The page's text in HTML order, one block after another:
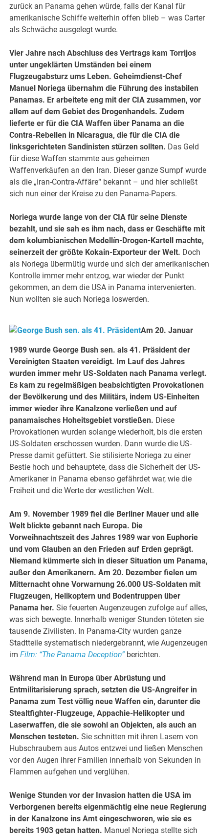
zurück an Panama gehen würde, falls der Kanal für
amerikanische Schiffe weiterhin offen blieb – was Carter
als Schwäche ausgelegt wurde.
Vier Jahre nach Abschluss des Vertrags kam Torrijos
unter ungeklärten Umständen bei einem
Flugzeugabsturz ums Leben. Geheimdienst-Chef
Manuel Noriega übernahm die Führung des instabilen
Panamas. Er arbeitete eng mit der CIA zusammen, vor
allem auf dem Gebiet des Drogenhandels. Zudem
lieferte er für die CIA Waffen über Panama an die
Contra-Rebellen in Nicaragua, die für die CIA die
linksgerichteten Sandinisten stürzen sollten. Das Geld
für diese Waffen stammte aus geheimen
Waffenverkäufen an den Iran. Dieser ganze Sumpf wurde
als die „Iran-Contra-Affäre“ bekannt – und hier schließt
sich nun einer der Kreise zu den Panama-Papers.
Noriega wurde lange von der CIA für seine Dienste
bezahlt, und sie sah es ihm nach, dass er Geschäfte mit
dem kolumbianischen Medellín-Drogen-Kartell machte,
seinerzeit der größte Kokain-Exporteur der Welt. Doch
als Noriega übermütig wurde und sich der amerikanischen
Kontrolle immer mehr entzog, war wieder der Punkt
gekommen, an dem die USA in Panama intervenierten.
Nun wollten sie auch Noriega loswerden.
Am 20. Januar
1989 wurde George Bush sen. als 41. Präsident der
Vereinigten Staaten vereidigt. Im Lauf des Jahres
wurden immer mehr US-Soldaten nach Panama verlegt.
Es kam zu regelmäßigen beabsichtigten Provokationen
der Bevölkerung und des Militärs, indem US-Einheiten
immer wieder ihre Kanalzone verließen und auf
panamaisches Hoheitsgebiet vorstießen. Diese
Provokationen wurden solange wiederholt, bis die ersten
US-Soldaten erschossen wurden. Dann wurde die US-
Presse damit gefüttert. Sie stilisierte Noriega zu einer
Bestie hoch und behauptete, dass die Sicherheit der US-
Amerikaner in Panama ebenso gefährdet war, wie die
Freiheit und die Werte der westlichen Welt.
Am 9. November 1989 fiel die Berliner Mauer und alle
Welt blickte gebannt nach Europa. Die
Vorweihnachtszeit des Jahres 1989 war von Euphorie
und vom Glauben an den Frieden auf Erden geprägt.
Niemand kümmerte sich in dieser Situation um Panama,
außer den Amerikanern. Am 20. Dezember fielen um
Mitternacht ohne Vorwarnung 26.000 US-Soldaten mit
Flugzeugen, Helikoptern und Bodentruppen über
Panama her. Sie feuerten Augenzeugen zufolge auf alles,
was sich bewegte. Innerhalb weniger Stunden töteten sie
tausende Zivilisten. In Panama-City wurden ganze
Stadtteile systematisch niedergebrannt, wie Augenzeugen
imFilm: “The Panama Deception” berichten.
Während man in Europa über Abrüstung und
Entmilitarisierung sprach, setzten die US-Angreifer in
Panama zum Test völlig neue Waffen ein, darunter die
Stealtfighter-Flugzeuge, Appachie-Helikopter und
Laserwaffen, die sie sowohl an Objekten, als auch an
Menschen testeten. Sie schnitten mit ihren Lasern von
Hubschraubern aus Autos entzwei und ließen Menschen
vor den Augen ihrer Familien innerhalb von Sekunden in
Flammen aufgehen und verglühen.
Wenige Stunden vor der Invasion hatten die USA im
Verborgenen bereits eigenmächtig eine neue Regierung
in der Kanalzone ins Amt eingeschworen, wie sie es
bereits 1903 getan hatten. Manuel Noriega stellte sich